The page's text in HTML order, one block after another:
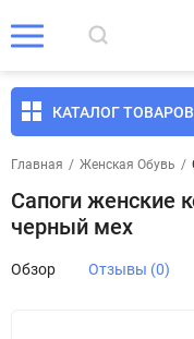
КАТАЛОГ ТОВАРОВ
Главная / Женская Обувь /
Сапоги женские
черный мех
Обзор Отзывы (0)